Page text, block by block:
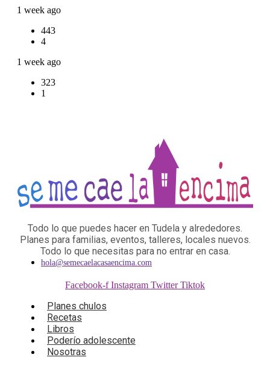
1 week ago
443
4
1 week ago
323
1
Todo lo que puedes hacer en Tudela y alrededores.
Planes para familias, eventos, talleres, locales nuevos.
Todo lo que necesitas para no entrar en casa.
hola@semecaelacasaencima.com
Facebook-f Instagram Twitter Tiktok
Planes chulos
Recetas
Libros
Poderío adolescente
Nosotras